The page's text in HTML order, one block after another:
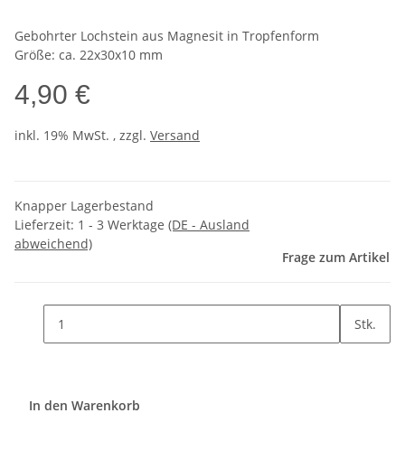
Gebohrter Lochstein aus Magnesit in Tropfenform
Größe: ca. 22x30x10 mm
4,90 €
inkl. 19% MwSt. , zzgl. Versand
Knapper Lagerbestand
Lieferzeit: 1 - 3 Werktage (DE - Ausland
abweichend)
Frage zum Artikel
Stk.
In den Warenkorb